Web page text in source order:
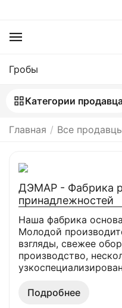
Гробы
Категории
Главная / Все
ДЭМАР - Фабрика
принадлежностей
Наша фабрика
Молодой
взгляды, свежее
производство,
Подробнее